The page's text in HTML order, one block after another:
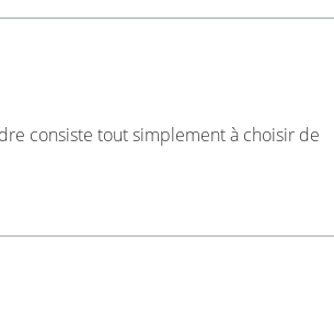
consiste tout simplement à choisir de